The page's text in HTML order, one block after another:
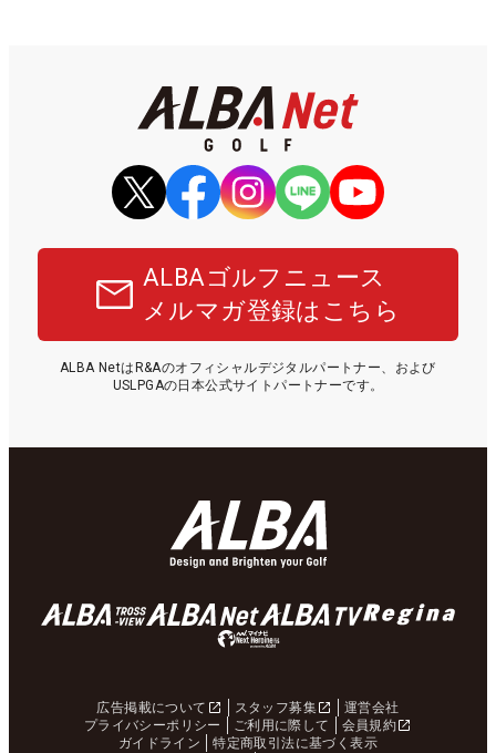
ALBAゴルフニュース
メルマガ登録はこちら
ALBA NetはR&Aのオフィシャルデジタルパートナー、および
USLPGAの日本公式サイトパートナーです。
広告掲載について スタッフ募集
運営会社
プライバシーポリシー
ご利用に際して
会員規約
ガイドライン
特定商取引法に基づく表示